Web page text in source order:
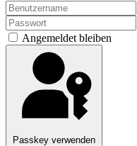
Angemeldet bleiben
Passkey verwenden